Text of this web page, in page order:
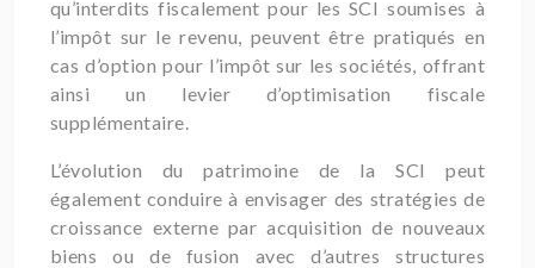
qu’interdits fiscalement pour les SCI soumises à
l’impôt sur le revenu, peuvent être pratiqués en
cas d’option pour l’impôt sur les sociétés, offrant
ainsi un levier d’optimisation fiscale
supplémentaire.
L’évolution du patrimoine de la SCI peut
également conduire à envisager des stratégies de
croissance externe par acquisition de nouveaux
biens ou de fusion avec d’autres structures